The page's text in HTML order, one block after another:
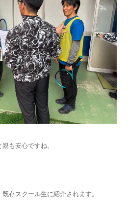
も安心ですね。
存スクール生に紹介されます。